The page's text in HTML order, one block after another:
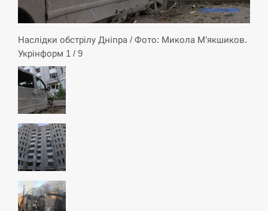
Наслідки обстрілу Дніпра / Фото: Микола М’якшиков.
Укрінформ 1 / 9